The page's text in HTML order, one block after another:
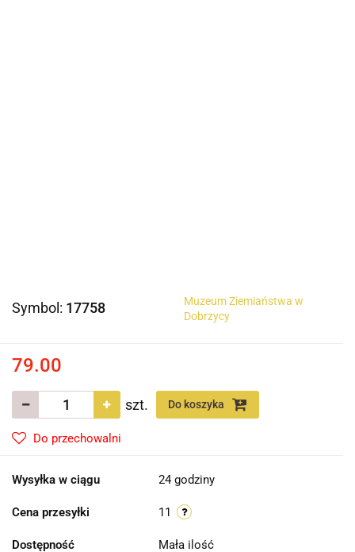
Symbol: 17758
Muzeum Ziemiaństwa w
Dobrzycy
79.00
szt. Do koszyka
Do przechowalni
Wysyłka w ciągu 24 godziny
Cena przesyłki 11
Dostępność Mała ilość